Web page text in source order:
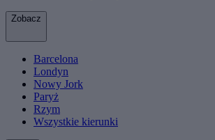
Zobacz
Barcelona
Londyn
Nowy Jork
Paryż
Rzym
Wszystkie kierunki